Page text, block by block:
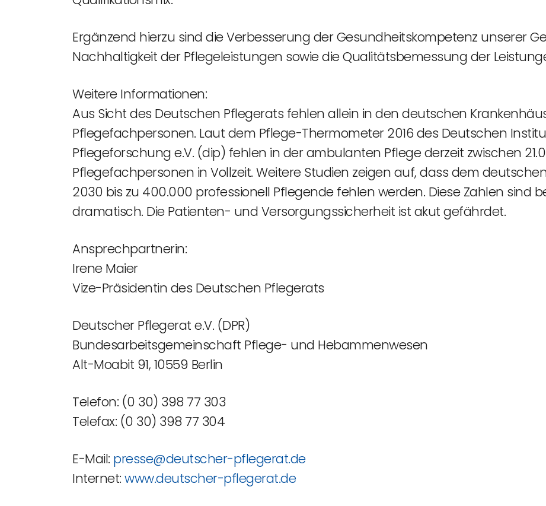
Ergänzend hierzu sind die Verbesserung der Gesundheitskompetenz unserer
Nachhaltigkeit der Pflegeleistungen sowie die Qualitätsbemessung der
Weitere Informationen:
Aus Sicht des Deutschen Pflegerats fehlen allein in den deutschen
Pflegefachpersonen. Laut dem Pflege-Thermometer 2016 des Deutschen
Pflegeforschung e.V. (dip) fehlen in der ambulanten Pflege derzeit zwischen
Pflegefachpersonen in Vollzeit. Weitere Studien zeigen auf, dass dem
2030 bis zu 400.000 professionell Pflegende fehlen werden. Diese Zahlen sind
dramatisch. Die Patienten- und Versorgungssicherheit ist akut gefährdet.
Ansprechpartnerin:
Irene Maier
Vize-Präsidentin des Deutschen Pflegerats
Deutscher Pflegerat e.V. (DPR)
Bundesarbeitsgemeinschaft Pflege- und Hebammenwesen
Alt-Moabit 91, 10559 Berlin
Telefon: (0 30) 398 77 303
Telefax: (0 30) 398 77 304
E-Mail: presse@deutscher-pflegerat.de
Internet: www.deutscher-pflegerat.de